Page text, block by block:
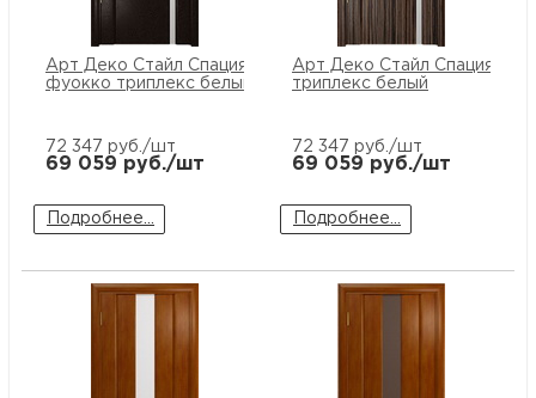
Арт Деко Стайл Спация-1
фуокко триплекс белый
72 347 руб./шт
69 059 руб./шт
Подробнее...
Арт Деко Стайл Спация-1
триплекс белый
72 347 руб./шт
69 059 руб./шт
Подробнее...